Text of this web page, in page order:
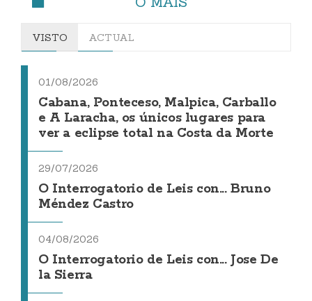
VISTO ACTUAL
01/08/2026
Cabana, Ponteceso, Malpica, Carballo
e A Laracha, os únicos lugares para
ver a eclipse total na Costa da Morte
29/07/2026
O Interrogatorio de Leis con... Bruno
Méndez Castro
04/08/2026
O Interrogatorio de Leis con... Jose De
la Sierra